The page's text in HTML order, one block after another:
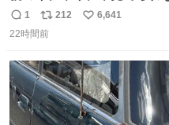
返
信
1
リ
ポ
ト
数
212
い
数
6,641
22時間前